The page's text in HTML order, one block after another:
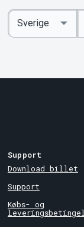
Indtast
søgeord
Select
Country
Support
Download billet
Support
Købs- og